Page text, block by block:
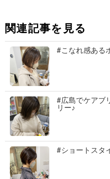
関連記事を見る
#こなれ感ある
#広島でケアブ
リー♪
#ショートスタ